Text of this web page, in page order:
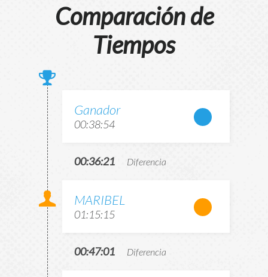
Comparación de
Tiempos
Ganador
00:38:54
00:36:21 Diferencia
MARIBEL
01:15:15
00:47:01 Diferencia